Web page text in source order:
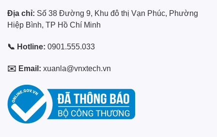
Địa chỉ: Số 38 Đường 9, Khu đô thị Vạn Phúc, Phường
Hiệp Bình, TP Hồ Chí Minh
📞 Hotline: 0901.555.033
✉️ Email: xuanla@vnxtech.vn